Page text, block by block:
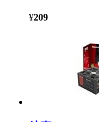
¥209